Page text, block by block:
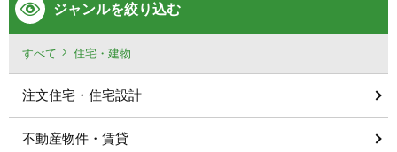
ジャンルを絞り込む
すべて 住宅・建物
注文住宅・住宅設計
不動産物件・賃貸